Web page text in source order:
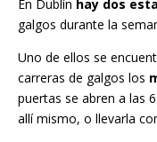
En Dublín hay dos
galgos durante la
Uno de ellos se
carreras de galgos los
puertas se abren a las
allí mismo, o llevarla